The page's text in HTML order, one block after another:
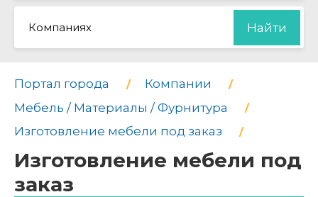
Компаниях Найти
Портал города
Компании
Мебель / Материалы / Фурнитура
Изготовление мебели под заказ
Изготовление мебели под
заказ